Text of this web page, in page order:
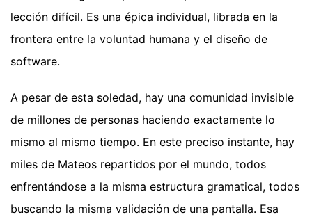
lección difícil. Es una épica individual, librada en la
frontera entre la voluntad humana y el diseño de
software.
A pesar de esta soledad, hay una comunidad invisible
de millones de personas haciendo exactamente lo
mismo al mismo tiempo. En este preciso instante, hay
miles de Mateos repartidos por el mundo, todos
enfrentándose a la misma estructura gramatical, todos
buscando la misma validación de una pantalla. Esa